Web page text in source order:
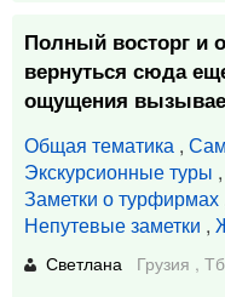
Полный восторг и
вернуться сюда
ощущения
Общая тематика ,
Экскурсионные туры ,
Заметки о турфирмах
Непутевые заметки ,
Светлана Грузия ,